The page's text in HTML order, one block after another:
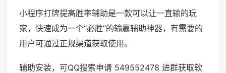
小程序打牌提高胜率辅助是一款可以让一直输的玩
家，快速成为一个“必胜”的输赢辅助神器，有需要的
用户可通过正规渠道获取使用。
辅助安装，可QQ搜索申请 549552478 进群获取软